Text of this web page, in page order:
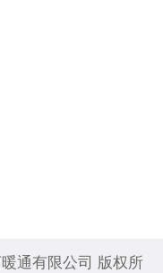
通有限公司 版权所